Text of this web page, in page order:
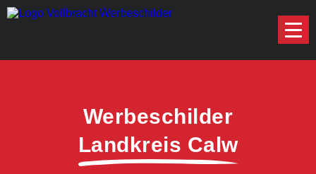
Werbeschilder
Landkreis Calw